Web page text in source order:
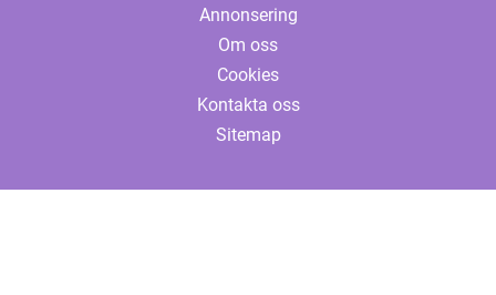
Annonsering
Om oss
Cookies
Kontakta oss
Sitemap